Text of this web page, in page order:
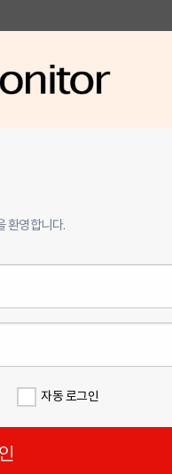
환영합니다.
자동 로그인